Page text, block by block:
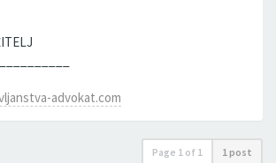
advokat.com
Page 1 of 1 1 post